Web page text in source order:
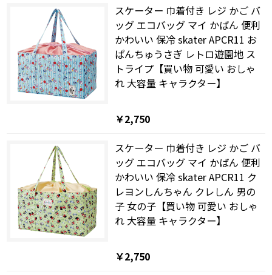
スケーター 巾着付き レジ かご バ
ッグ エコバッグ マイ かばん 便利
かわいい 保冷 skater APCR11 お
ぱんちゅうさぎ レトロ遊園地 ス
トライプ【買い物 可愛い おしゃ
れ 大容量 キャラクター】
￥2,750
スケーター 巾着付き レジ かご バ
ッグ エコバッグ マイ かばん 便利
かわいい 保冷 skater APCR11 ク
レヨンしんちゃん クレしん 男の
子 女の子【買い物 可愛い おしゃ
れ 大容量 キャラクター】
￥2,750